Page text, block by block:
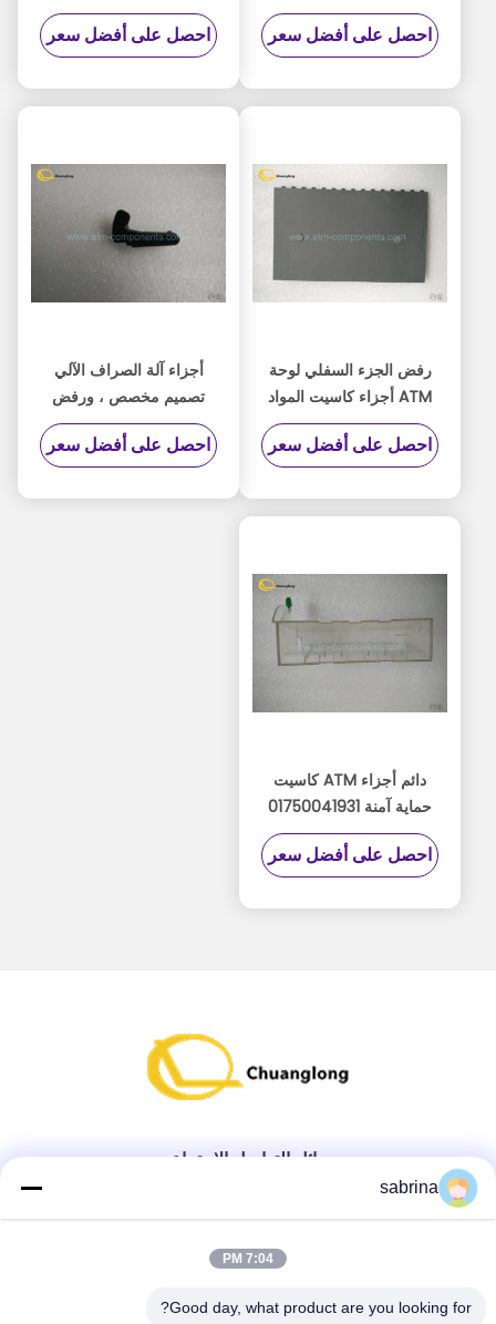
القطاع 1750056651 - 09
احصل على أفضل سعر
وصغير الحجم Wincor
Atm أجزاء سهلة التركيب
احصل على أفضل سعر
رفض الجزء السفلي لوحة
ATM أجزاء كاسيت المواد
المعدنية 1750041941
نموذج
احصل على أفضل سعر
أجزاء آلة الصراف الآلي
تصميم مخصص ، ورفض
كاسيت الأسود وينكورد
أجزاء أجهزة الصراف الآلي
احصل على أفضل سعر
دائم أجزاء ATM كاسيت
حماية آمنة 01750041931
نموذج حزمة الكرتون
احصل على أفضل سعر
وسائل التواصل الاجتماعي
الاتصال السريع
تيل
sabrina
7:04 PM
Good day, what product are you looking for?